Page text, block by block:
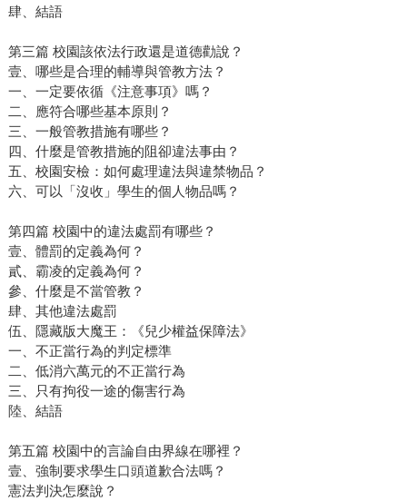
肆、結語
第三篇 校園該依法行政還是道德勸說？
壹、哪些是合理的輔導與管教方法？
一、一定要依循《注意事項》嗎？
二、應符合哪些基本原則？
三、一般管教措施有哪些？
四、什麼是管教措施的阻卻違法事由？
五、校園安檢：如何處理違法與違禁物品？
六、可以「沒收」學生的個人物品嗎？
第四篇 校園中的違法處罰有哪些？
壹、體罰的定義為何？
貳、霸凌的定義為何？
參、什麼是不當管教？
肆、其他違法處罰
伍、隱藏版大魔王：《兒少權益保障法》
一、不正當行為的判定標準
二、低消六萬元的不正當行為
三、只有拘役一途的傷害行為
陸、結語
第五篇 校園中的言論自由界線在哪裡？
壹、強制要求學生口頭道歉合法嗎？
憲法判決怎麼說？